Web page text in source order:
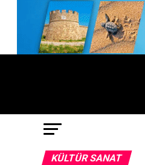
KÜLTÜR SANAT